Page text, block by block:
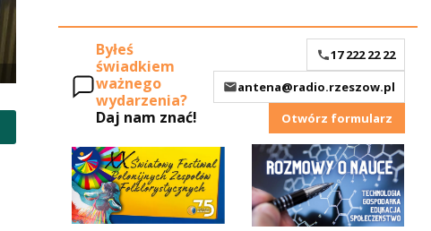
Byłeś
świadkiem
ważnego
wydarzenia?
Daj nam znać!
17 222 22 22
antena@radio.rzeszow.pl
Otwórz formularz